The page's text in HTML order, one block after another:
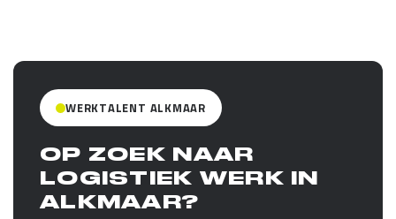
WERKTALENT ALKMAAR
OP ZOEK NAAR
LOGISTIEK WERK IN
ALKMAAR?